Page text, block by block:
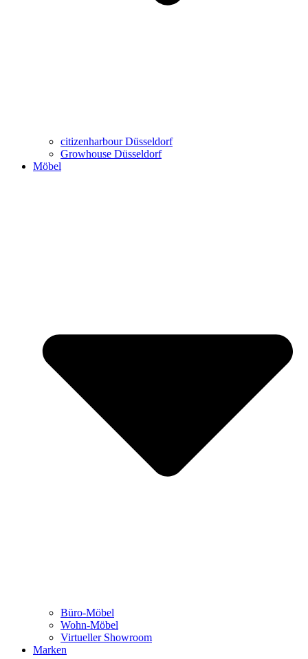
citizenharbour Düsseldorf
Growhouse Düsseldorf
Möbel
Büro-Möbel
Wohn-Möbel
Virtueller Showroom
Marken